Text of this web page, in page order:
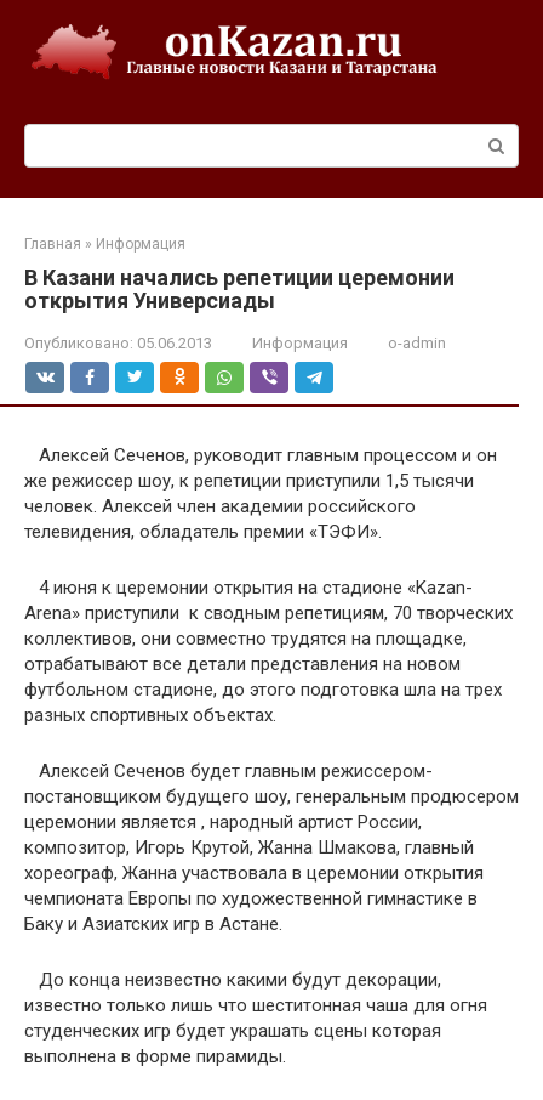
контенту
Главная » Информация
В Казани начались репетиции церемонии
открытия Универсиады
Опубликовано: 05.06.2013 Информация o-admin
Алексей Сеченов, руководит главным процессом и он
же режиссер шоу, к репетиции приступили 1,5 тысячи
человек. Алексей член академии российского
телевидения, обладатель премии «ТЭФИ».
4 июня к церемонии открытия на стадионе «Kazan-
Arena» приступили к сводным репетициям, 70 творческих
коллективов, они совместно трудятся на площадке,
отрабатывают все детали представления на новом
футбольном стадионе, до этого подготовка шла на трех
разных спортивных объектах.
Алексей Сеченов будет главным режиссером-
постановщиком будущего шоу, генеральным продюсером
церемонии является , народный артист России,
композитор, Игорь Крутой, Жанна Шмакова, главный
хореограф, Жанна участвовала в церемонии открытия
чемпионата Европы по художественной гимнастике в
Баку и Азиатских игр в Астане.
До конца неизвестно какими будут декорации,
известно только лишь что шеститонная чаша для огня
студенческих игр будет украшать сцены которая
выполнена в форме пирамиды.